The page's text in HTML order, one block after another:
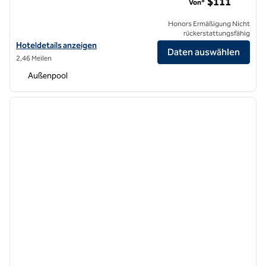
Hoteldetails für DoubleTree by Hilton Hotel Los Angeles –
Hoteldetails anzeigen
2,46 Meilen
Von*
Honors Ermäßigung Nicht
rückerstattungsfähig
Daten auswählen
Außenpool
1 von 6